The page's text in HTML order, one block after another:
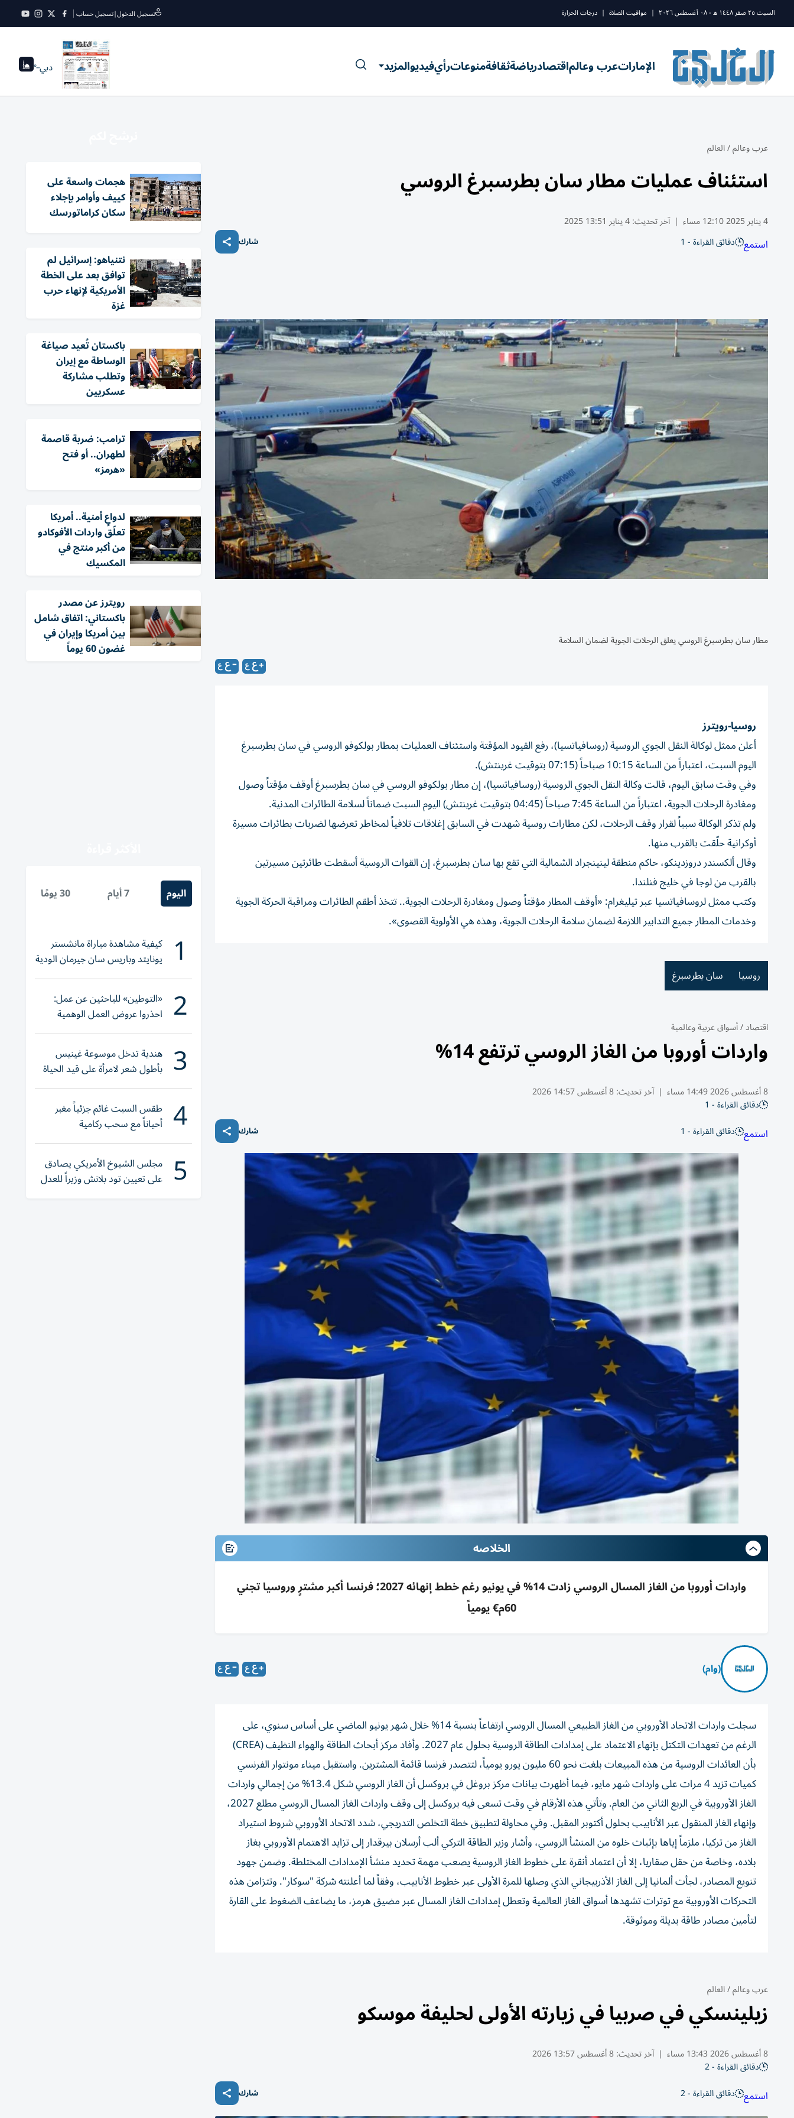
السبت ٢٥ صفر ١٤٤٨ ه - ٠٨ أغسطس ٢٠٢٦ | مواقيت الصلاة | درجات الحرارة تسجيل الدخول|تسجيل حساب
الإماراتعرب وعالماقتصادرياضةثقافةمنوعاترأيفيديوالمزيد دبي--°
عرب وعالم/العالم
استئناف عمليات مطار سان بطرسبرغ الروسي
4 يناير 2025 12:10 مساء | آخر تحديث:4 يناير 13:51 2025
استمع دقائق القراءة - 1 شارك
مطار سان بطرسبرغ الروسي يعلق الرحلات الجوية لضمان السلامة
روسيا-رويترز
أعلن ممثل لوكالة النقل الجوي الروسية (روسافياتسيا)، رفع القيود المؤقتة واستئناف العمليات بمطار بولكوفو الروسي في سان بطرسبرغ
اليوم السبت، اعتباراً من الساعة 10:15 صباحاً (07:15 بتوقيت غرينتش).
وفي وقت سابق اليوم، قالت وكالة النقل الجوي الروسية (روسافياتسيا)، إن مطار بولكوفو الروسي في سان بطرسبرغ أوقف مؤقتاً وصول
ومغادرة الرحلات الجوية، اعتباراً من الساعة 7:45 صباحاً (04:45 بتوقيت غرينتش) اليوم السبت ضماناً لسلامة الطائرات المدنية.
ولم تذكر الوكالة سبباً لقرار وقف الرحلات، لكن مطارات روسية شهدت في السابق إغلاقات تلافياً لمخاطر تعرضها لضربات بطائرات مسيرة
أوكرانية حلّقت بالقرب منها.
وقال ألكسندر دروزدينكو، حاكم منطقة لينينجراد الشمالية التي تقع بها سان بطرسبرغ، إن القوات الروسية أسقطت طائرتين مسيرتين
بالقرب من لوجا في خليج فنلندا.
وكتب ممثل لروسافياتسيا عبر تيليغرام: «أوقف المطار مؤقتاً وصول ومغادرة الرحلات الجوية.. تتخذ أطقم الطائرات ومراقبة الحركة الجوية
وخدمات المطار جميع التدابير اللازمة لضمان سلامة الرحلات الجوية، وهذه هي الأولوية القصوى».
روسيا سان بطرسبرغ
اقتصاد/أسواق عربية وعالمية
واردات أوروبا من الغاز الروسي ترتفع 14%
8 أغسطس 2026 14:49 مساء | آخر تحديث:8 أغسطس 14:57 2026
دقائق القراءة - 1
استمع دقائق القراءة - 1 شارك
الخلاصه
واردات أوروبا من الغاز المسال الروسي زادت 14% في يونيو رغم خطط إنهائه 2027؛ فرنسا أكبر مشترٍ وروسيا تجني
60م€ يومياً
(وام)
سجلت واردات الاتحاد الأوروبي من الغاز الطبيعي المسال الروسي ارتفاعاً بنسبة 14% خلال شهر يونيو الماضي على أساس سنوي، على
الرغم من تعهدات التكتل بإنهاء الاعتماد على إمدادات الطاقة الروسية بحلول عام 2027. وأفاد مركز أبحاث الطاقة والهواء النظيف (CREA)
بأن العائدات الروسية من هذه المبيعات بلغت نحو 60 مليون يورو يومياً، لتتصدر فرنسا قائمة المشترين. واستقبل ميناء مونتوار الفرنسي
كميات تزيد 4 مرات على واردات شهر مايو، فيما أظهرت بيانات مركز بروغل في بروكسل أن الغاز الروسي شكل 13.4% من إجمالي واردات
الغاز الأوروبية في الربع الثاني من العام. وتأتي هذه الأرقام في وقت تسعى فيه بروكسل إلى وقف واردات الغاز المسال الروسي مطلع 2027،
وإنهاء الغاز المنقول عبر الأنابيب بحلول أكتوبر المقبل. وفي محاولة لتطبيق خطة التخلص التدريجي، شدد الاتحاد الأوروبي شروط استيراد
الغاز من تركيا، ملزماً إياها بإثبات خلوه من المنشأ الروسي، وأشار وزير الطاقة التركي ألب أرسلان بيرقدار إلى تزايد الاهتمام الأوروبي بغاز
بلاده، وخاصة من حقل صقاريا، إلا أن اعتماد أنقرة على خطوط الغاز الروسية يصعب مهمة تحديد منشأ الإمدادات المختلطة. وضمن جهود
تنويع المصادر، لجأت ألمانيا إلى الغاز الأذربيجاني الذي وصلها للمرة الأولى عبر خطوط الأنابيب، وفقاً لما أعلنته شركة "سوكار". وتتزامن هذه
التحركات الأوروبية مع توترات تشهدها أسواق الغاز العالمية وتعطل إمدادات الغاز المسال عبر مضيق هرمز، ما يضاعف الضغوط على القارة
لتأمين مصادر طاقة بديلة وموثوقة.
عرب وعالم/العالم
زيلينسكي في صربيا في زيارته الأولى لحليفة موسكو
8 أغسطس 2026 13:43 مساء | آخر تحديث:8 أغسطس 13:57 2026
دقائق القراءة - 2
استمع دقائق القراءة - 2 شارك
هجمات واسعة على
كييف وأوامر بإجلاء
سكان كراماتورسك
نتنياهو: إسرائيل لم
توافق بعد على الخطة
الأمريكية لإنهاء حرب
غزة
باكستان تُعيد صياغة
الوساطة مع إيران
وتطلب مشاركة
عسكريين
ترامب: ضربة قاصمة
لطهران.. أو فتح
«هرمز»
لدواعٍ أمنية.. أمريكا
تعلّق واردات الأفوكادو
من أكبر منتج في
المكسيك
‏رويترز عن مصدر
باكستاني: اتفاق شامل
بين أمريكا وإيران في
غضون 60 يوماً
اليوم 7 أيام 30 يومًا
1 كيفية مشاهدة مباراة مانشستر
يونايتد وباريس سان جيرمان الودية
والقنوات الناقلة
2 «التوطين» للباحثين عن عمل:
احذروا عروض العمل الوهمية
وتحققوا عبر «الباركود»
3 هندية تدخل موسوعة غينيس
بأطول شعر لامرأة على قيد الحياة
4 طقس السبت غائم جزئياً مغبر
أحياناً مع سحب ركامية
5 مجلس الشيوخ الأمريكي يصادق
على تعيين تود بلانش وزيراً للعدل